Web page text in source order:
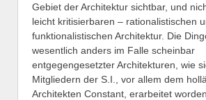
Gebiet der Architektur sichtbar, und
leicht kritisierbaren – rationalistischen
funktionalistischen Architektur. Die
wesentlich anders im Falle scheinbar
entgegengesetzter Architekturen, wie
Mitgliedern der S.I., vor allem dem
Architekten Constant, erarbeitet